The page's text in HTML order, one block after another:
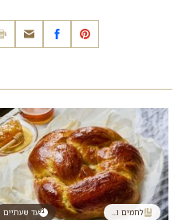
עד שעתיים לחמים ו...